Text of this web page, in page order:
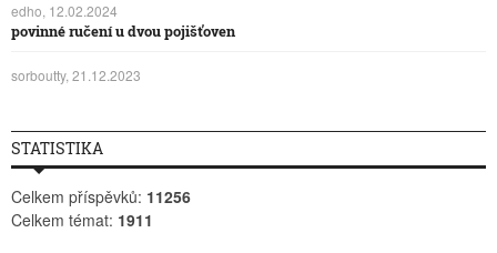
edho, 12.02.2024
povinné ručení u dvou pojišťoven
sorboutty, 21.12.2023
STATISTIKA
Celkem příspěvků: 11256
Celkem témat: 1911